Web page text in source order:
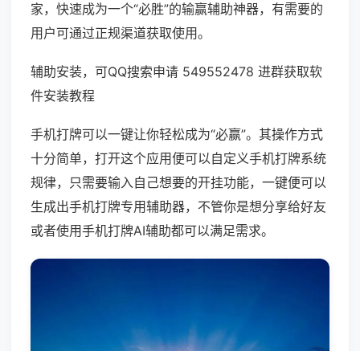
家，快速成为一个“必胜”的输赢辅助神器，有需要的
用户可通过正规渠道获取使用。
辅助安装，可QQ搜索申请 549552478 进群获取软
件安装教程
手机打牌可以一键让你轻松成为“必赢”。其操作方式
十分简单，打开这个应用便可以自定义手机打牌系统
规律，只需要输入自己想要的开挂功能，一键便可以
生成出手机打牌专用辅助器，不管你是想分享给好友
或者使用手机打牌AI辅助都可以满足需求。